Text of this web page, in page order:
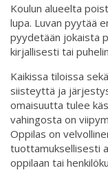
Koulun alueelta
lupa. Luvan pyytää
pyydetään jokaista
kirjallisesti tai
Kaikissa tiloissa
siisteyttä ja
omaisuutta tulee
vahingosta on
Oppilas on
tuottamuksellisesti
oppilaan tai